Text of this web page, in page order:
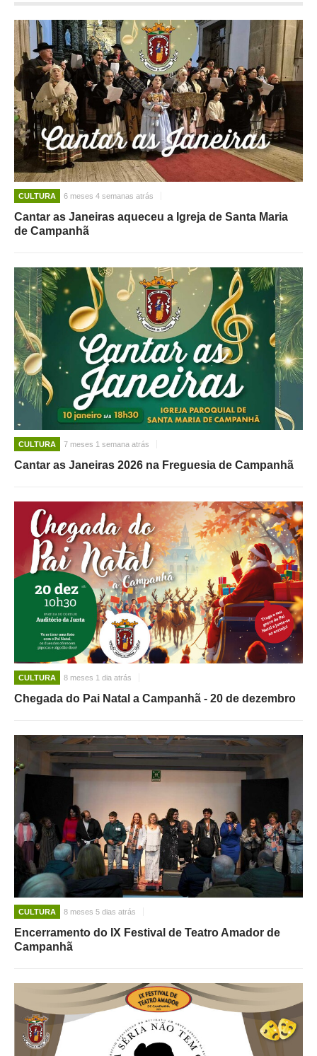
RECENSEAMENTO ELEITORAL
ATESTADOS
VENDA AMBULANTE
EMPREGO (GIP)
O GABINETE
APOIO AOS DESEMPREGADOS
APOIO ÀS EMPRESAS
OFERTAS DE EMPREGO
CONTACTO E HORÁRIO GIP
CONTACTOS
CULTURA 6 meses 4 semanas atrás
Cantar as Janeiras aqueceu a Igreja de Santa Maria
de Campanhã
CULTURA 7 meses 1 semana atrás
Cantar as Janeiras 2026 na Freguesia de Campanhã
CULTURA 8 meses 1 dia atrás
Chegada do Pai Natal a Campanhã - 20 de dezembro
CULTURA 8 meses 5 dias atrás
Encerramento do IX Festival de Teatro Amador de
Campanhã